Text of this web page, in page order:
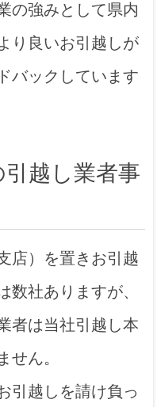
の強みとして県内
り良いお引越しが
バックしています
越し業者事
店）を置きお引越
数社ありますが、
者は当社引越し本
せん。
引越しを請け負っ